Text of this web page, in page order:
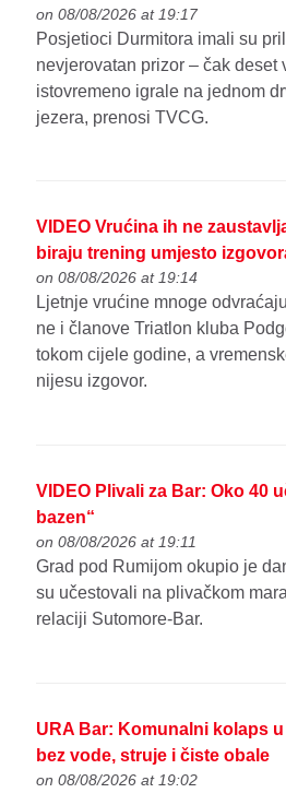
on 08/08/2026 at 19:17
Posjetioci Durmitora imali su
nevjerovatan prizor – čak deset
istovremeno igrale na jednom
jezera, prenosi TVCG.
VIDEO Vrućina ih ne
biraju trening umjesto
on 08/08/2026 at 19:14
Ljetnje vrućine mnoge
ne i članove Triatlon kluba
tokom cijele godine, a
nijesu izgovor.
VIDEO Plivali za Bar: Oko 40
bazen“
on 08/08/2026 at 19:11
Grad pod Rumijom okupio je
su učestovali na plivačkom
relaciji Sutomore-Bar.
URA Bar: Komunalni kolaps
bez vode, struje i čiste obale
on 08/08/2026 at 19:02